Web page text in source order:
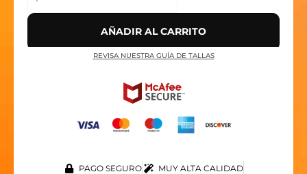
AÑADIR AL CARRITO
REVISA NUESTRA GUÍA DE TALLAS
PAGO SEGURO
MUY ALTA CALIDAD